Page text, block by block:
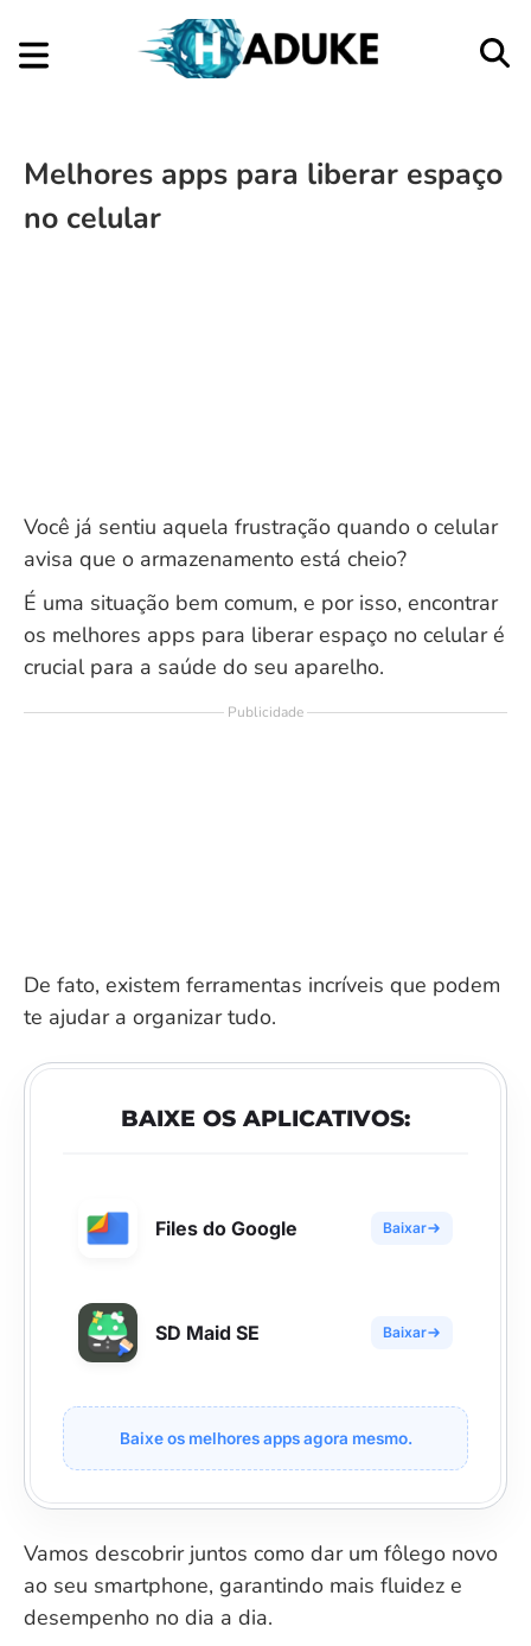
Melhores apps para liberar espaço
no celular
Você já sentiu aquela frustração quando o celular
avisa que o armazenamento está cheio?
É uma situação bem comum, e por isso, encontrar
os melhores apps para liberar espaço no celular é
crucial para a saúde do seu aparelho.
Publicidade
De fato, existem ferramentas incríveis que podem
te ajudar a organizar tudo.
BAIXE OS APLICATIVOS:
Files do Google Baixar
SD Maid SE Baixar
Baixe os melhores apps agora mesmo.
Vamos descobrir juntos como dar um fôlego novo
ao seu smartphone, garantindo mais fluidez e
desempenho no dia a dia.